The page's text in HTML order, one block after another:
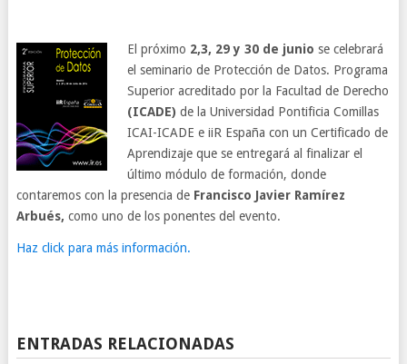
El próximo 2,3, 29 y 30 de junio se celebrará
el seminario de Protección de Datos. Programa
Superior acreditado por la Facultad de Derecho
(ICADE) de la Universidad Pontificia Comillas
ICAI-ICADE e iiR España con un Certificado de
Aprendizaje que se entregará al finalizar el
último módulo de formación, donde
contaremos con la presencia de Francisco Javier Ramírez
Arbués, como uno de los ponentes del evento.
Haz click para más información.
ENTRADAS RELACIONADAS